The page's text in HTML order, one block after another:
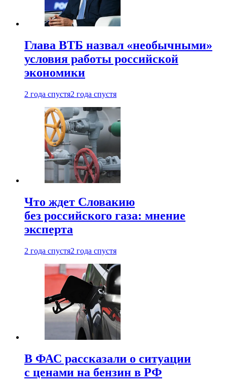
Глава ВТБ назвал «необычными»
условия работы российской
экономики
2 года спустя2 года спустя
Что ждет Словакию
без российского газа: мнение
эксперта
2 года спустя2 года спустя
В ФАС рассказали о ситуации
с ценами на бензин в РФ